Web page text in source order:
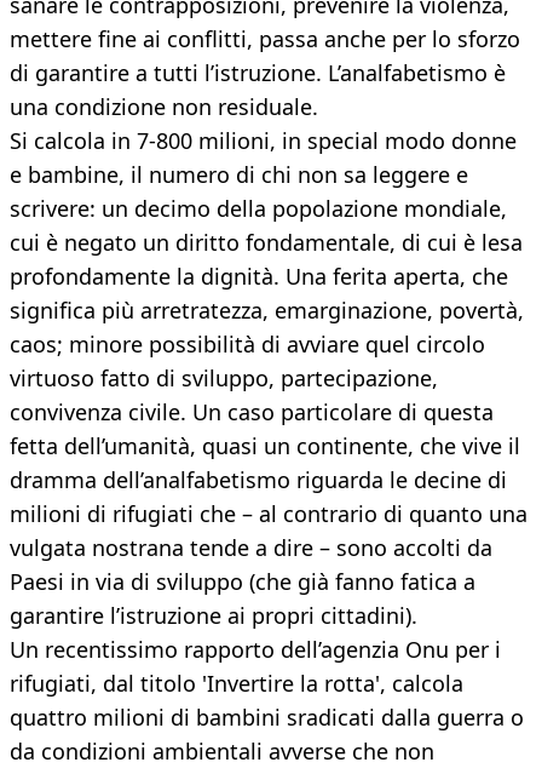
mettere fine ai conflitti, passa anche per lo sforzo
di garantire a tutti l’istruzione. L’analfabetismo è
una condizione non residuale.
Si calcola in 7-800 milioni, in special modo donne
e bambine, il numero di chi non sa leggere e
scrivere: un decimo della popolazione mondiale,
cui è negato un diritto fondamentale, di cui è lesa
profondamente la dignità. Una ferita aperta, che
significa più arretratezza, emarginazione, povertà,
caos; minore possibilità di avviare quel circolo
virtuoso fatto di sviluppo, partecipazione,
convivenza civile. Un caso particolare di questa
fetta dell’umanità, quasi un continente, che vive il
dramma dell’analfabetismo riguarda le decine di
milioni di rifugiati che – al contrario di quanto una
vulgata nostrana tende a dire – sono accolti da
Paesi in via di sviluppo (che già fanno fatica a
garantire l’istruzione ai propri cittadini).
Un recentissimo rapporto dell’agenzia Onu per i
rifugiati, dal titolo 'Invertire la rotta', calcola
quattro milioni di bambini sradicati dalla guerra o
da condizioni ambientali avverse che non